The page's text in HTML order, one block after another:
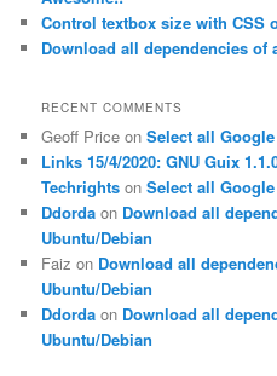
Control textbox size with CSS
Download all dependencies of
RECENT COMMENTS
Geoff Price onSelect all
Links 15/4/2020: GNU Guix
Techrights onSelect all
Ddorda on Download all
Ubuntu/Debian
Faiz on Download all
Ubuntu/Debian
Ddorda on Download all
Ubuntu/Debian